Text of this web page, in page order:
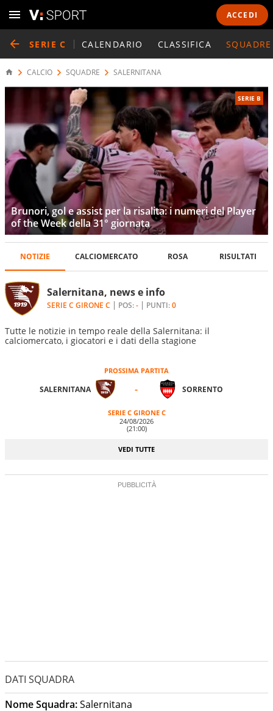
ACCEDI
SERIE C CALENDARIO CLASSIFICA SQUADRE
CALCIO SQUADRE SALERNITANA
SERIE B
Brunori, gol e assist per la risalita: i numeri del Player
of the Week della 31° giornata
Salernitana, news e info
Tutte le notizie in tempo reale della Salernitana: il
calciomercato, i giocatori e i dati della stagione
SERIE C GIRONE C POS:- PUNTI:0
NOTIZIE CALCIOMERCATO ROSA RISULTATI
PROSSIMA PARTITA
SALERNITANA - SORRENTO
SERIE C GIRONE C
24/08/2026
(21:00)
VEDI TUTTE
DATI SQUADRA
Nome Squadra:Salernitana